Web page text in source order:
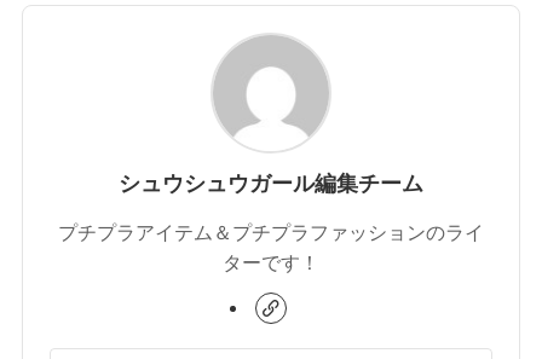
シュウシュウガール編集チーム
プチプラアイテム＆プチプラファッションのライ
ターです！